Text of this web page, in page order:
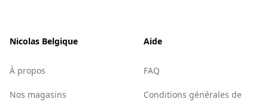
Nicolas Belgique
À propos
Nos magasins
Aide
FAQ
Conditions générales de